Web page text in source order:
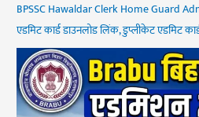
BPSSC Hawaldar Clerk Home Guard
एडमिट कार्ड डाउनलोड लिंक, डुप्लीकेट एडमिट